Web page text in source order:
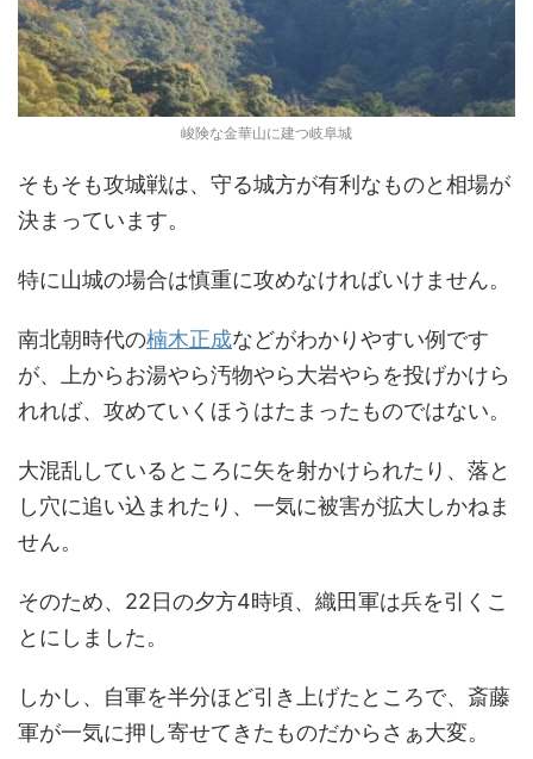
峻険な金華山に建つ岐阜城
そもそも攻城戦は、守る城方が有利なものと相場が
決まっています。
特に山城の場合は慎重に攻めなければいけません。
南北朝時代の楠木正成などがわかりやすい例です
が、上からお湯やら汚物やら大岩やらを投げかけら
れれば、攻めていくほうはたまったものではない。
大混乱しているところに矢を射かけられたり、落と
し穴に追い込まれたり、一気に被害が拡大しかねま
せん。
そのため、22日の夕方4時頃、織田軍は兵を引くこ
とにしました。
しかし、自軍を半分ほど引き上げたところで、斎藤
軍が一気に押し寄せてきたものだからさぁ大変。